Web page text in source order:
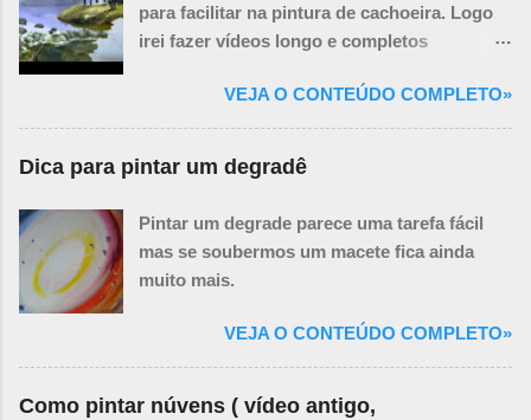
para facilitar na pintura de cachoeira. Logo
irei fazer vídeos longo e completos
cachoeiras.VEJA O CONTEÚDO COMPLETO»
Dica para pintar um degradê
Pintar um degrade parece uma tarefa fácil
mas se soubermos um macete fica ainda
muito mais.
VEJA O CONTEÚDO COMPLETO»
Como pintar núvens ( vídeo antigo,